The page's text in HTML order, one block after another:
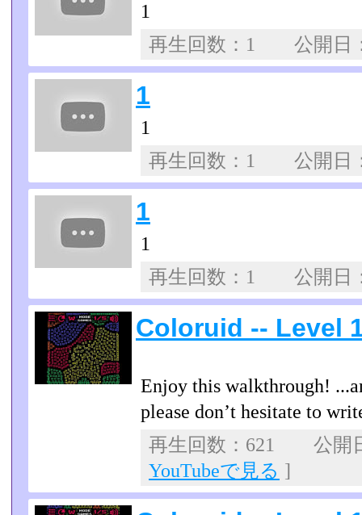
1
再生回数：1 公開
1
1
再生回数：1 公開
1
1
再生回数：1 公開
Coloruid -- Level
Enjoy this walkthrough!
please don’t hesitate to
再生回数：621 公開
YouTubeで見る ]